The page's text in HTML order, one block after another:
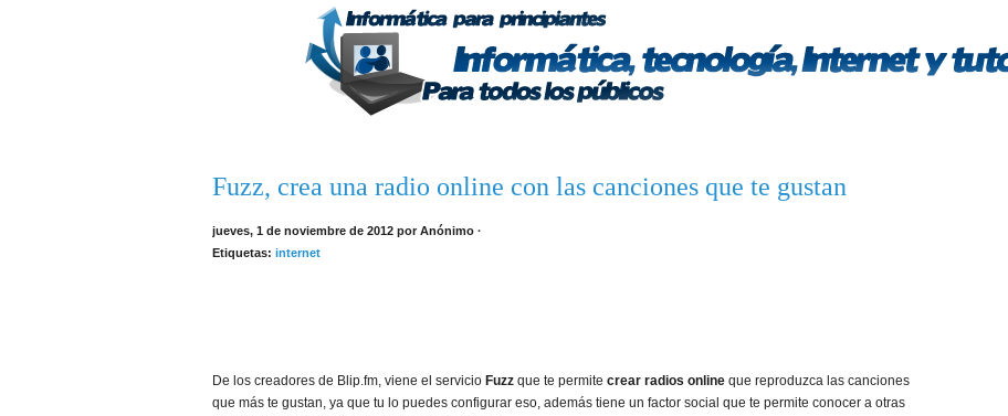
Fuzz, crea una radio online con las canciones que te gustan
jueves, 1 de noviembre de 2012 por Anónimo ·
Etiquetas: internet
De los creadores de Blip.fm, viene el servicio Fuzz que te permite crear radios online que reproduzca las canciones
que más te gustan, ya que tu lo puedes configurar eso, además tiene un factor social que te permite conocer a otras